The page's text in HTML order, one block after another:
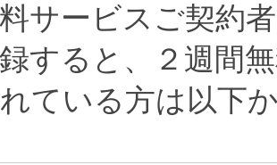
サービスご契約
すると、２週間
ている方は以下